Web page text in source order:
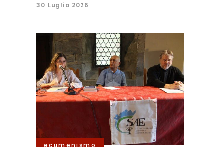
30 Luglio 2026
ecumenismo